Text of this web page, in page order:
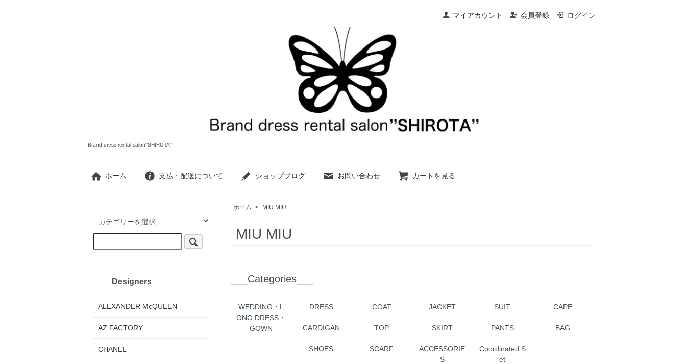
マイアカウント 会員登録 ログイン
Brand dress rental salon''SHIROTA''
ホーム 支払・配送について ショップブログ お問い合わせ カートを見る
ホーム > MIU MIU
MIU MIU
___Categories___
WEDDING・L
ONG DRESS・
GOWN
DRESS COAT JACKET SUIT CAPE
CARDIGAN TOP SKIRT PANTS BAG
SHOES SCARF
ACCESSORIE
S
Coordinated S
et
___Designers___
ALEXANDER McQUEEN
AZ FACTORY
CHANEL